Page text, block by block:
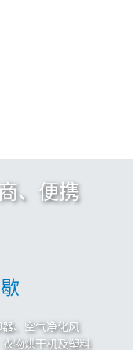
、便携
、空气净化风
物烘干机及塑料